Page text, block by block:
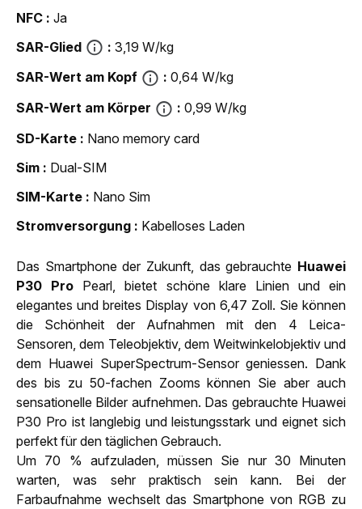
NFC
Ja
SAR-Glied
3,19 W/kg
SAR-Wert am Kopf
0,64 W/kg
SAR-Wert am Körper
0,99 W/kg
SD-Karte
Nano memory card
Sim
Dual-SIM
SIM-Karte
Nano Sim
Strom­versorgung
Kabelloses Laden
Das Smartphone der Zukunft, das gebrauchte Huawei
P30 Pro Pearl, bietet schöne klare Linien und ein
elegantes und breites Display von 6,47 Zoll. Sie können
die Schönheit der Aufnahmen mit den 4 Leica-
Sensoren, dem Teleobjektiv, dem Weitwinkelobjektiv und
dem Huawei SuperSpectrum-Sensor geniessen. Dank
des bis zu 50-fachen Zooms können Sie aber auch
sensationelle Bilder aufnehmen. Das gebrauchte Huawei
P30 Pro ist langlebig und leistungsstark und eignet sich
perfekt für den täglichen Gebrauch.
Um 70 % aufzuladen, müssen Sie nur 30 Minuten
warten, was sehr praktisch sein kann. Bei der
Farbaufnahme wechselt das Smartphone von RGB zu